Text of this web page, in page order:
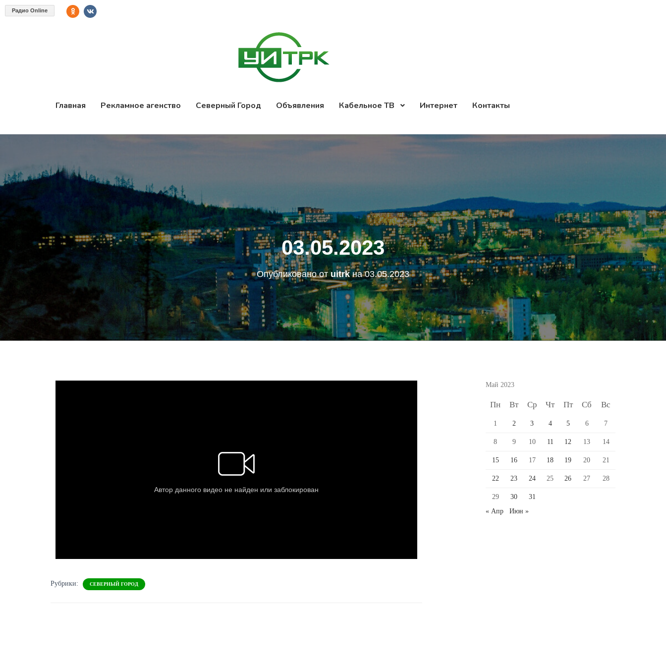
Радио Online
Главная Рекламное агенство Северный Город Объявления Кабельное ТВ Интернет Контакты
03.05.2023
Опубликовано отuitrkна03.05.2023
Рубрики: СЕВЕРНЫЙ ГОРОД
Май 2023
Пн Вт Ср Чт Пт Сб Вс
1 2 3 4 5 6 7
8 9 10 11 12 13 14
15 16 17 18 19 20 21
22 23 24 25 26 27 28
29 30
31
« Апр
Июн »